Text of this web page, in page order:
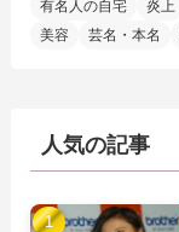
有名人の自宅
炎上
美容
芸名・本名
人気の記事